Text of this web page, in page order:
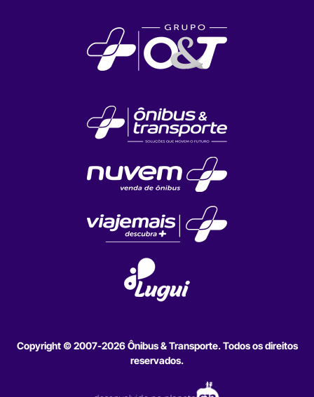
Copyright © 2007-2026 Ônibus & Transporte. Todos os direitos
reservados.